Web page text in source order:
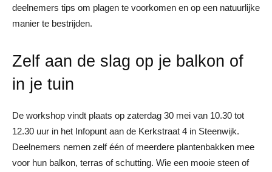
deelnemers tips om plagen te voorkomen en op een natuurlijke
manier te bestrijden.
Zelf aan de slag op je balkon of
in je tuin
De workshop vindt plaats op zaterdag 30 mei van 10.30 tot
12.30 uur in het Infopunt aan de Kerkstraat 4 in Steenwijk.
Deelnemers nemen zelf één of meerdere plantenbakken mee
voor hun balkon, terras of schutting. Wie een mooie steen of